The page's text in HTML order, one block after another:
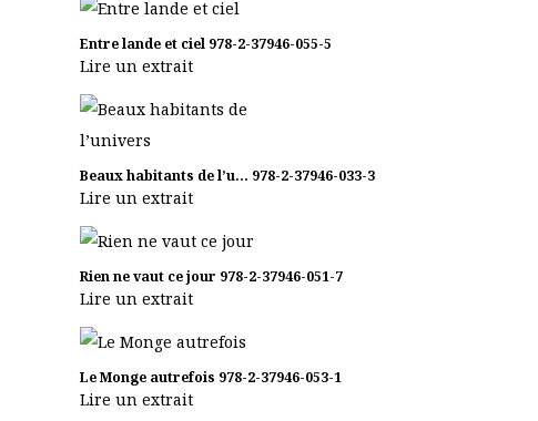
Entre lande et ciel 978-2-37946-055-5
Lire un extrait
Beaux habitants de l’u... 978-2-37946-033-3
Lire un extrait
Rien ne vaut ce jour 978-2-37946-051-7
Lire un extrait
Le Monge autrefois 978-2-37946-053-1
Lire un extrait